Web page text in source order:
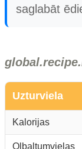
saglabāt
Uzturviela
Kalorijas
Olbaltumvielas